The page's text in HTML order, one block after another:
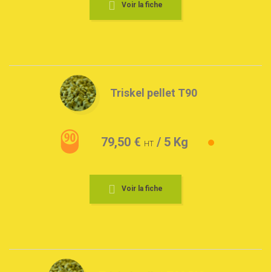
Voir la fiche
Triskel pellet T90
79,50 € HT / 5 Kg
Voir la fiche